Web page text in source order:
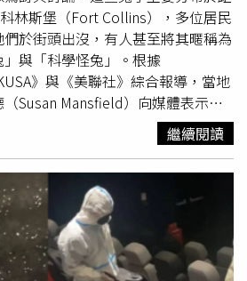
林斯堡（Fort Collins），多位居民
於街頭出沒，有人甚至將其暱稱為
」與「科學怪兔」。根據
》與《美聯社》綜合報導，當地
Susan Mansfield）向媒體表示，
圍長滿黑色刺狀物，「像黑色牙籤
隻兔子竟然在冬天後又再度出現，
目擊者形容兔子臉上佈滿「類似疥
專家指出，這些異常增生其實是由
」（Rabbit Papillomavirus），或
Shope papillomavirus）所引起的
風險，也不構成嚴重威脅。科羅拉多
（Colorado Parks & Wildlife）發
繼續閱讀